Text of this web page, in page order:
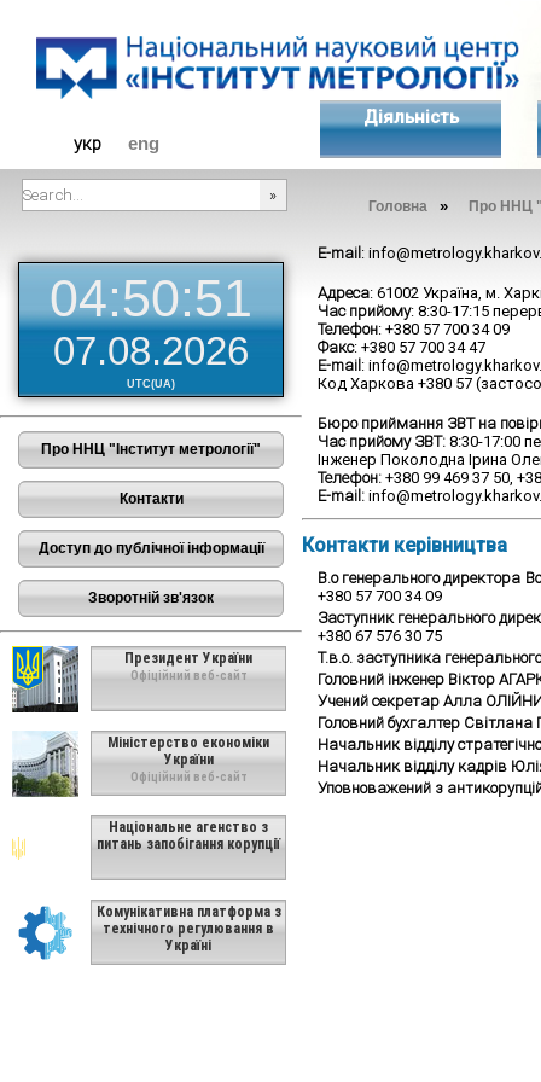
укр eng
Діяльність
Головна » Про ННЦ
04:50:51
07.08.2026
UTC(UA)
Про ННЦ "Інститут метрології"
Контакти
Доступ до публічної інформації
Зворотній зв'язок
Президент України
Офіційний веб-сайт
Міністерство економіки
України
Офіційний веб-сайт
Національне агенство з
питань запобігання корупції
Комунікативна платформа з
технічного регулювання в
Україні
E-mail :
Адреса: 61002 Україна, м.
Час прийому: 8:30-17:15
Телефон: +380 57 700 34 09
Факс: +380 57 700 34 47
E-mail :
Код Харкова +380 57
Бюро приймання ЗВТ на
Час прийому ЗВТ: 8:30-17:00
Інженер Поколодна Ірина
Телефон: +380 99 469 37 50,
E-mail:
Контакти керівництва
В.о генерального директора
+380 57 700 34 09
Заступник генерального
+380 67 576 30 75
Т.в.о. заступника
Головний інженер Віктор
Учений секретар Алла
Головний бухгалтер Світлана
Начальник відділу
Начальник відділу кадрів
Уповноважений з